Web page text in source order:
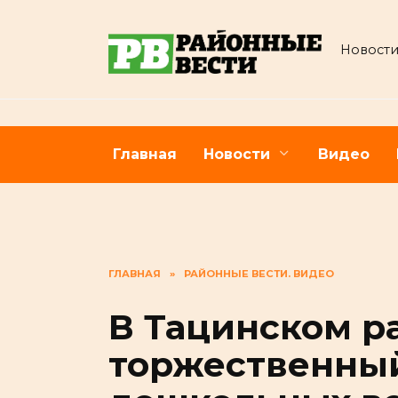
Главная Новости Видео
ГЛАВНАЯ » РАЙОННЫЕ ВЕСТИ. ВИДЕО
В Тацинском